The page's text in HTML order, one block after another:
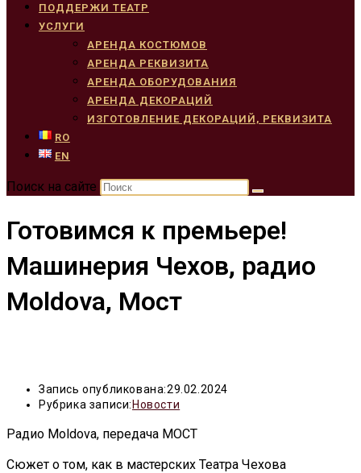
ПОДДЕРЖИ ТЕАТР
УСЛУГИ
АРЕНДА КОСТЮМОВ
АРЕНДА РЕКВИЗИТА
АРЕНДА ОБОРУДОВАНИЯ
АРЕНДА ДЕКОРАЦИЙ
ИЗГОТОВЛЕНИЕ ДЕКОРАЦИЙ, РЕКВИЗИТА
RO
EN
Поиск на сайте
Готовимся к премьере!
Машинерия Чехов, радио
Moldova, Мост
Запись опубликована:29.02.2024
Рубрика записи: Новости
Радио Moldova, передача МОСТ
Сюжет о том, как в мастерских Театра Чехова